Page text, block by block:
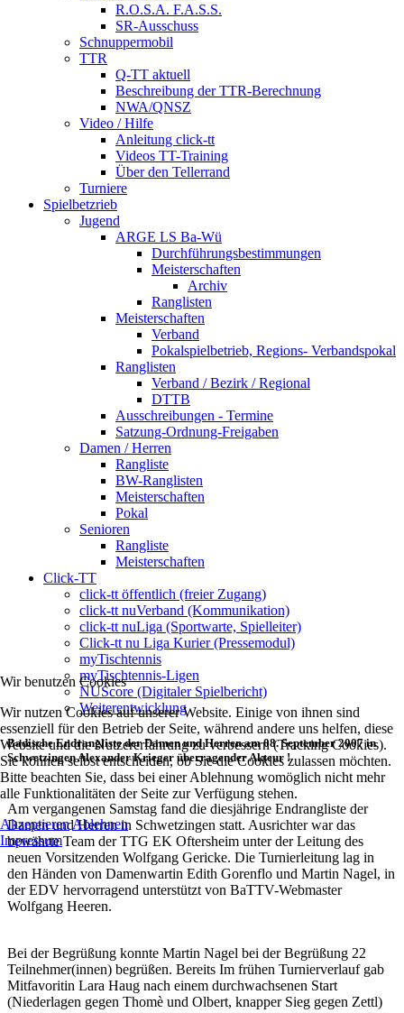
R.O.S.A. F.A.S.S.
SR-Ausschuss
Schnuppermobil
TTR
Q-TT aktuell
Beschreibung der TTR-Berechnung
NWA/QNSZ
Video / Hilfe
Anleitung click-tt
Videos TT-Training
Über den Tellerrand
Turniere
Spielbetzrieb
Jugend
ARGE LS Ba-Wü
Durchführungsbestimmungen
Meisterschaften
Archiv
Ranglisten
Meisterschaften
Verband
Pokalspielbetrieb, Regions- Verbandspokal
Ranglisten
Verband / Bezirk / Regional
DTTB
Ausschreibungen - Termine
Satzung-Ordnung-Freigaben
Damen / Herren
Rangliste
BW-Ranglisten
Meisterschaften
Pokal
Senioren
Rangliste
Meisterschaften
Click-TT
click-tt öffentlich (freier Zugang)
click-tt nuVerband (Kommunikation)
click-tt nuLiga (Sportwarte, Spielleiter)
Click-tt nu Liga Kurier (Pressemodul)
myTischtennis
myTischtennis-Ligen
NUScore (Digitaler Spielbericht)
Weiterentwicklung
Badische Endrangliste der Damen und Herren am 08. September 2007 in
Schwetzingen Alexander Krieger überragender Akteur !
Am vergangenen Samstag fand die diesjährige Endrangliste der
Damen und Herren in Schwetzingen statt. Ausrichter war das
bewährte Team der TTG EK Oftersheim unter der Leitung des
neuen Vorsitzenden Wolfgang Gericke. Die Turnierleitung lag in
den Händen von Damenwartin Edith Gorenflo und Martin Nagel, in
der EDV hervorragend unterstützt von BaTTV-Webmaster
Wolfgang Heeren.
Bei der Begrüßung konnte Martin Nagel bei der Begrüßung 22
Teilnehmer(innen) begrüßen. Bereits Im frühen Turnierverlauf gab
Mitfavoritin Lara Haug nach einem durchwachsenen Start
(Niederlagen gegen Thomè und Olbert, knapper Sieg gegen Zettl)
Wir benutzen Cookies
Wir nutzen Cookies auf unserer Website. Einige von ihnen sind
essenziell für den Betrieb der Seite, während andere uns helfen, diese
Website und die Nutzererfahrung zu verbessern (Tracking Cookies).
Sie können selbst entscheiden, ob Sie die Cookies zulassen möchten.
Bitte beachten Sie, dass bei einer Ablehnung womöglich nicht mehr
alle Funktionalitäten der Seite zur Verfügung stehen.
AkzeptierenAblehnen
Impressum